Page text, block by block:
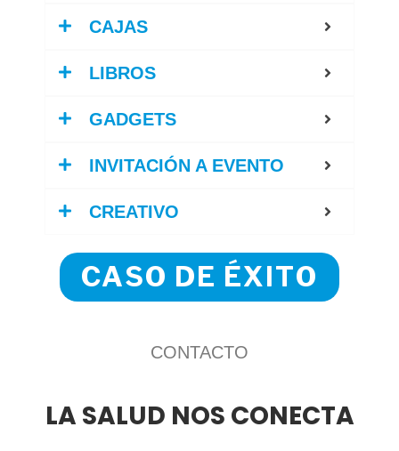
CAJAS
LIBROS
GADGETS
INVITACIÓN A EVENTO
CREATIVO
CASO DE ÉXITO
CONTACTO
LA SALUD NOS CONECTA